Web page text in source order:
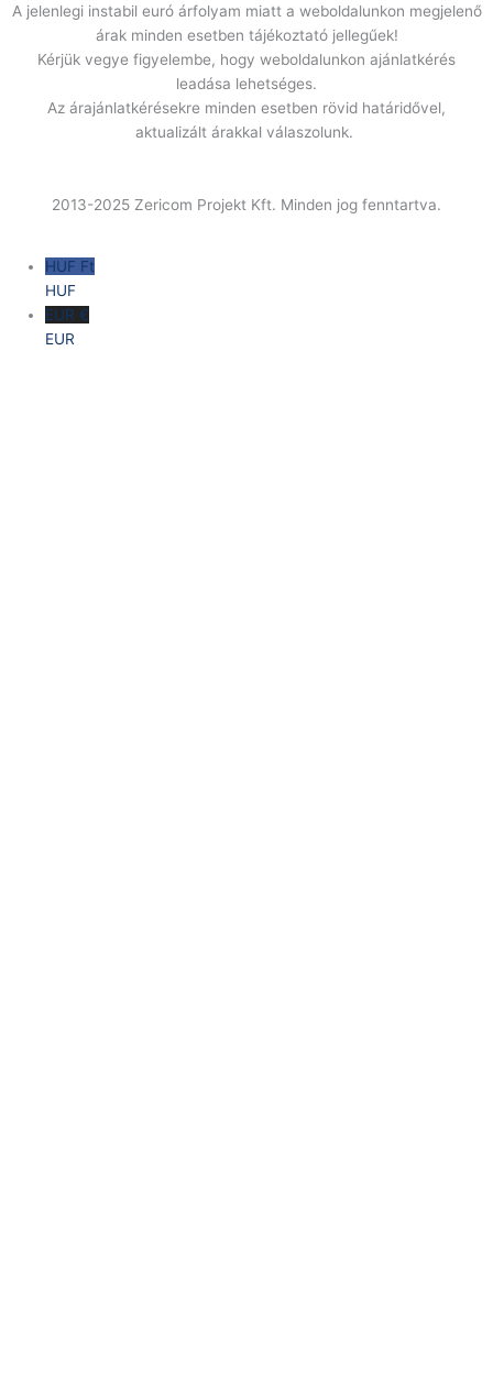
A jelenlegi instabil euró árfolyam miatt a weboldalunkon megjelenő
árak minden esetben tájékoztató jellegűek!
Kérjük vegye figyelembe, hogy weboldalunkon ajánlatkérés
leadása lehetséges.
Az árajánlatkérésekre minden esetben rövid határidővel,
aktualizált árakkal válaszolunk.
2013-2025 Zericom Projekt Kft. Minden jog fenntartva.
HUF Ft
HUF
EUR €
EUR